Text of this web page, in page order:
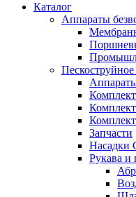
Каталог
Аппараты
Запчасти
Насадки
Рукава